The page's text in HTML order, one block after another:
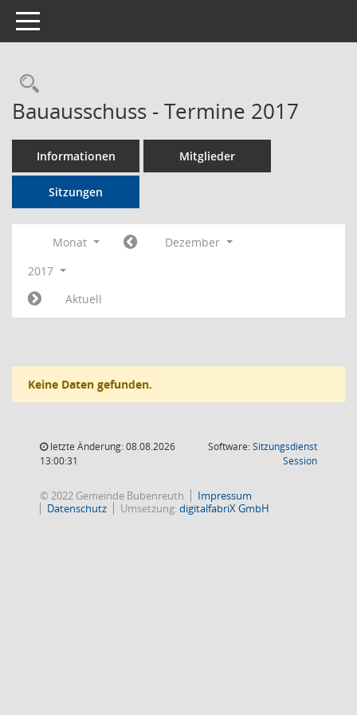
Toggle navigation
Rechercheauswahl
Bauausschuss - Termine 2017
Informationen Mitglieder
Sitzungen
Monat
Dezember
2017
Aktuell
Keine Daten gefunden.
letzte Änderung: 08.08.2026
13:00:31
Software:Sitzungsdienst
Session(Wird in
© 2022 Gemeinde Bubenreuth
Impressum
Datenschutz
Umsetzung:digitalfabriX GmbH